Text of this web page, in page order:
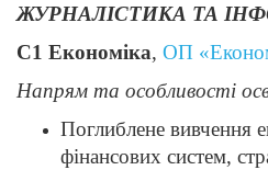
ЖУРНАЛІСТИКА ТА
С1 Економіка, ОП
Напрям та особливості
Поглиблене вивчення
фінансових систем,